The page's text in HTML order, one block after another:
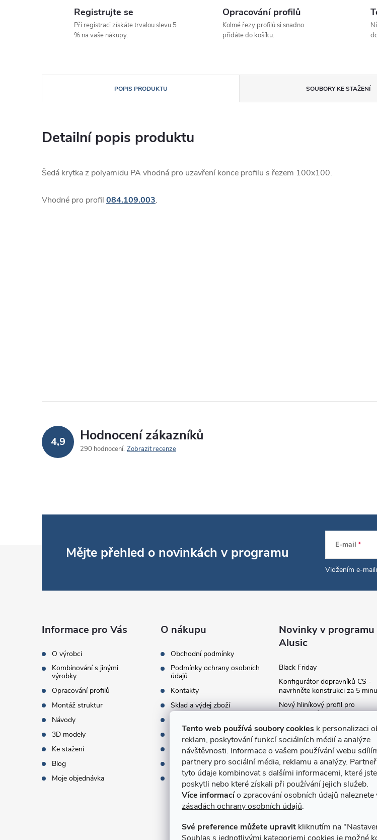
Tento web používá soubory cookies k personalizaci
reklam, poskytování funkcí sociálních médií a analýze
návštěvnosti. Informace o vašem používání webu
partnery pro sociální média, reklamu a analýzy.
tyto údaje kombinovat s dalšími informacemi, které
poskytli nebo které získali při používání jejich služeb.
Více informacío zpracování osobních údajů naleznete
zásadách ochrany osobních údajů.
Své preference můžete upravit kliknutím na
Registrujte se
Při registraci získáte trvalou slevu 5
% na vaše nákupy.
Opracování profilů
Kolmé řezy profilů si snadno
přidáte do košíku.
POPIS PRODUKTU SOUBORY KE STAŽENÍ
Detailní popis produktu
Šedá krytka z polyamidu PA vhodná pro uzavření konce profilu s řezem 100x100.
Vhodné pro profil 084.109.003.
4,9 Hodnocení zákazníků
290 hodnocení Zobrazit recenze
Mějte přehled o novinkách v programu E-mail
Vložením e-
Informace pro Vás
O výrobci
Kombinování s jinými
výrobky
Opracování profilů
Montáž struktur
Návody
3D modely
Ke stažení
Blog
Moje objednávka
O nákupu
Obchodní podmínky
Podmínky ochrany osobních
údajů
Kontakty
Sklad a výdej zboží
Termíny dodání
Doprava a platba
Dárky k objednávce
Slovník pojmů
Novinky v programu
Alusic
Black Friday
Konfigurátor dopravníků CS -
navrhněte konstrukci za 5
Nový hliníkový profil pro
fotovoltaické panely - kvalita za
Moje označení objednávky
Rozšíření produktové série
stojanů SP
Archiv
Přijímáme online platby